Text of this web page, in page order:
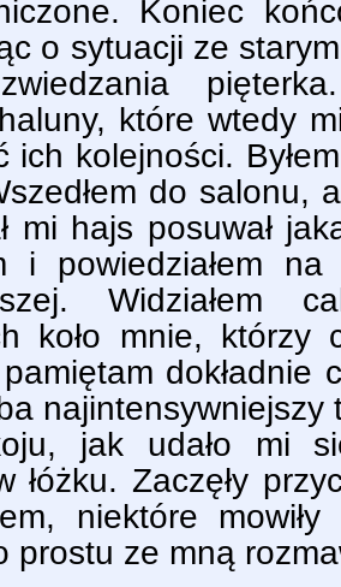
Koniec
o sytuacji ze
które wtedy
ich kolejności.
do salonu,
mi hajs posuwał
i powiedziałem
Widziałem
koło mnie, którzy
dokładnie
najintensywniejszy
jak udało mi
łóżku. Zaczęły
niektóre
prostu ze mną